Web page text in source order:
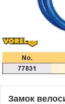
Замок